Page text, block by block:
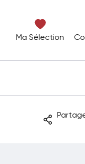
Ma Sélection